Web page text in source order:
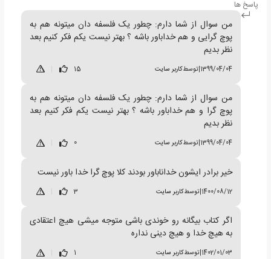
پاسخ ها
من سوال از شما دارم: چطور یک فلسفه دان میتونه هم به
پوچ گرایی و هم خداباور باشه ؟ بهتر نیست یکم فکر کنیم بعد
نظر بدیم
1399/04/04
|توسطکاربر سایت 15
من سوال از شما دارم: چطور یک فلسفه دان میتونه هم به
پوچ گرا و هم خداباور باشه ؟ بهتر نیست یکم فکر کنیم بعد
نظر بدیم
1399/04/04
|توسطکاربر سایت 0
خیر برادر ایشون خداناباور بودند کلا پوچ گرا خدا باور نیست
1400/08/12
|توسطکاربر سایت 3
اگر کتاب بیگانه رو خوندی باشی متوجه میشی هیچ اعتقادی
به هیچ خدا و هیچ دینی نداره
1402/01/03
|توسطکاربر سایت 1